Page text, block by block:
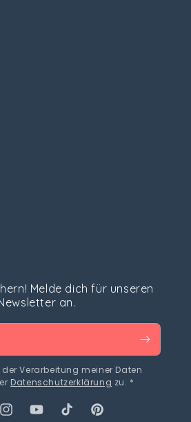
Melde dich für unseren
an.
Verarbeitung meiner Daten
Datenschutzerklärung zu. *
InstagramYouTubeTikTok Pinterest